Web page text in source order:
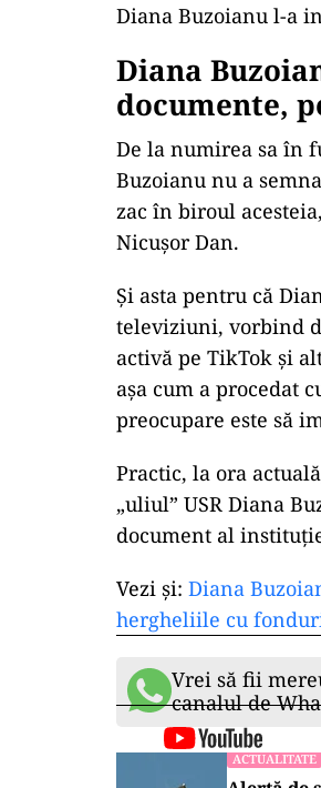
Diana Buzoianu l-a
Diana
documente,
De la numirea sa în
Buzoianu nu a
zac în biroul
Nicușor Dan.
Și asta pentru că
televiziuni, vorbind
activă pe TikTok și
așa cum a procedat
preocupare este să
Practic, la ora
„uliul” USR Diana
document al
Vezi și: Diana
hergheliile cu
Vrei să fii
canalul de
ACTUALITATE